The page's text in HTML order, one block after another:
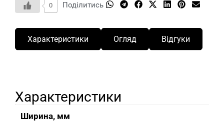
0 Поділитись
Характеристики Огляд Відгуки
Характеристики
Ширина, мм